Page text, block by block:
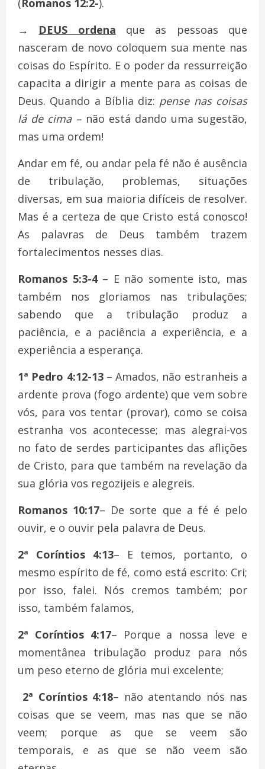
( Romanos 12:2-).
→ DEUS ordena que as pessoas que
nasceram de novo coloquem sua mente nas
coisas do Espírito. E o poder da ressurreição
capacita a dirigir a mente para as coisas de
Deus. Quando a Bíblia diz: pense nas coisas
lá de cima – não está dando uma sugestão,
mas uma ordem!
Andar em fé, ou andar pela fé não é ausência
de tribulação, problemas, situações
diversas, em sua maioria difíceis de resolver.
Mas é a certeza de que Cristo está conosco!
As palavras de Deus também trazem
fortalecimentos nesses dias.
Romanos 5:3-4– E não somente isto, mas
também nos gloriamos nas tribulações;
sabendo que a tribulação produz a
paciência, e a paciência a experiência, e a
experiência a esperança.
1ª Pedro 4:12-13– Amados, não estranheis a
ardente prova (fogo ardente) que vem sobre
vós, para vos tentar (provar), como se coisa
estranha vos acontecesse; mas alegrai-vos
no fato de serdes participantes das aflições
de Cristo, para que também na revelação da
sua glória vos regozijeis e alegreis.
Romanos 10:17– De sorte que a fé é pelo
ouvir, e o ouvir pela palavra de Deus.
2ª Coríntios 4:13– E temos, portanto, o
mesmo espírito de fé, como está escrito: Cri;
por isso, falei. Nós cremos também; por
isso, também falamos,
2ª Coríntios 4:17– Porque a nossa leve e
momentânea tribulação produz para nós
um peso eterno de glória mui excelente;
2ª Coríntios 4:18– não atentando nós nas
coisas que se veem, mas nas que se não
veem; porque as que se veem são
temporais, e as que se não veem são